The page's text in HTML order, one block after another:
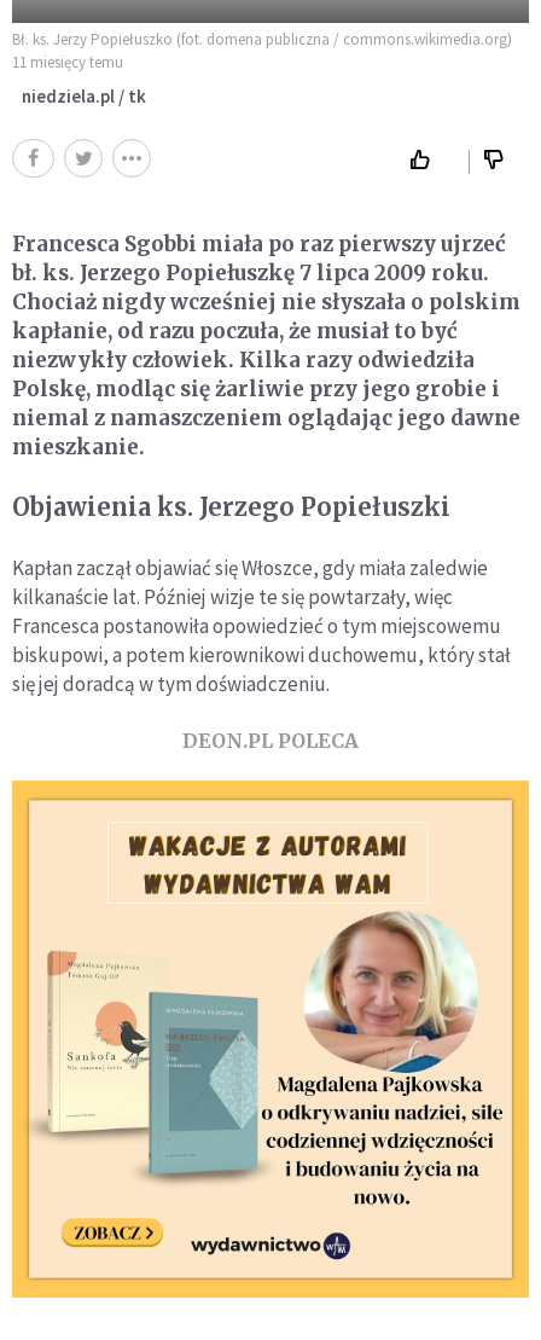
Bł. ks. Jerzy Popiełuszko (fot. domena publiczna / commons.wikimedia.org)
11 miesięcy temu
niedziela.pl / tk
Francesca Sgobbi miała po raz pierwszy ujrzeć
bł. ks. Jerzego Popiełuszkę 7 lipca 2009 roku.
Chociaż nigdy wcześniej nie słyszała o polskim
kapłanie, od razu poczuła, że musiał to być
niezwykły człowiek. Kilka razy odwiedziła
Polskę, modląc się żarliwie przy jego grobie i
niemal z namaszczeniem oglądając jego dawne
mieszkanie.
Objawienia ks. Jerzego Popiełuszki
Kapłan zaczął objawiać się Włoszce, gdy miała zaledwie
kilkanaście lat. Później wizje te się powtarzały, więc
Francesca postanowiła opowiedzieć o tym miejscowemu
biskupowi, a potem kierownikowi duchowemu, który stał
się jej doradcą w tym doświadczeniu.
DEON.PL POLECA